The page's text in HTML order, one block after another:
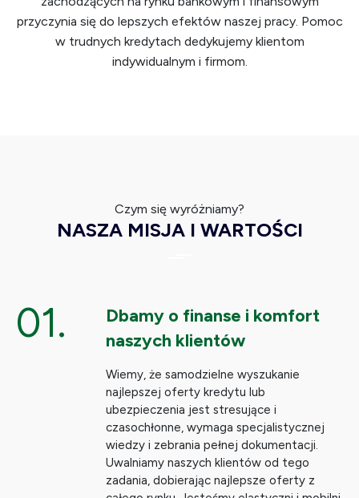
przyczynia się do lepszych efektów naszej pracy. Pomoc
w trudnych kredytach dedykujemy klientom
indywidualnym i firmom.
Czym się wyróżniamy?
NASZA MISJA I WARTOŚCI
01.
Dbamy o finanse i komfort
naszych klientów
Wiemy, że samodzielne wyszukanie
najlepszej oferty kredytu lub
ubezpieczenia jest stresujące i
czasochłonne, wymaga specjalistycznej
wiedzy i zebrania pełnej dokumentacji.
Uwalniamy naszych klientów od tego
zadania, dobierając najlepsze oferty z